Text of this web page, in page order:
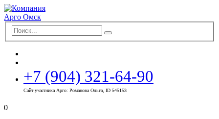
+7 (904) 321-64-90
Сайт участника Арго: Романова Ольга, ID 545153
0